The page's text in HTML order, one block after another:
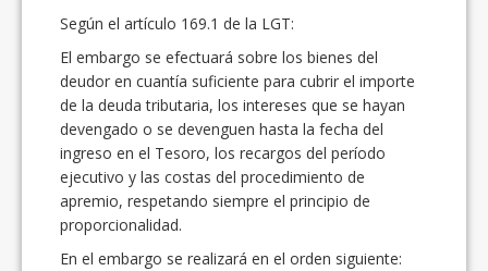
Según el artículo 169.1 de la LGT:
El embargo se efectuará sobre los bienes del
deudor en cuantía suficiente para cubrir el importe
de la deuda tributaria, los intereses que se hayan
devengado o se devenguen hasta la fecha del
ingreso en el Tesoro, los recargos del período
ejecutivo y las costas del procedimiento de
apremio, respetando siempre el principio de
proporcionalidad.
En el embargo se realizará en el orden siguiente: